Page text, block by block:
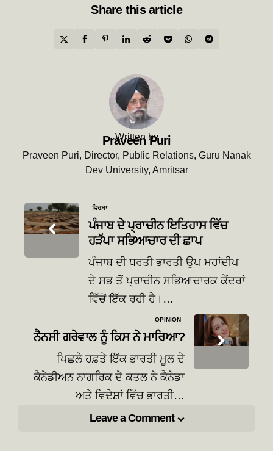
Share this article
Written by
Praveen Puri
Praveen Puri, Director, Public Relations, Guru Nanak
Dev University, Amritsar
Post
navigation
ਵਿਰਸਾ
ਪੰਜਾਬ ਦੇ ਪ੍ਰਾਚੀਨ ਇਤਿਹਾਸ ਵਿੱਚ
ਹੜੱਪਾ ਸਭਿਆਚਾਰ ਦੀ ਛਾਪ
ਪੰਜਾਬ ਦੀ ਧਰਤੀ ਭਾਰਤੀ ਉਪ ਮਹਾਂਦੀਪ
ਦੇ ਸਭ ਤੋਂ ਪ੍ਰਾਚੀਨ ਸਭਿਆਚਾਰਕ ਕੇਂਦਰਾਂ
ਵਿੱਚੋਂ ਇੱਕ ਰਹੀ ਹੈ।…
OPINION
ਨੈਨਸੀ ਗਰੇਵਾਲ ਨੂੰ ਕਿਸ ਨੇ ਮਾਰਿਆ?
ਪਿਛਲੇ ਹਫ਼ਤੇ ਇੱਕ ਭਾਰਤੀ ਮੂਲ ਦੇ
ਕੈਨੇਡੀਅਨ ਨਾਗਰਿਕ ਦੇ ਕਤਲ ਨੇ ਕੈਨੇਡਾ
ਅਤੇ ਵਿਦੇਸ਼ਾਂ ਵਿੱਚ ਭਾਰਤੀ…
Leave a Comment